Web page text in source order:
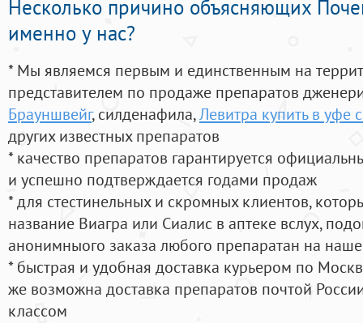
Несколько причино объясняющих
именно у нас?
* Мы являемся первым и единственным на
представителем по продаже препаратов
Брауншвейг, силденафила,Левитра купить в уфе
других известных препаратов
* качество препаратов гарантируется
и успешно подтверждается годами продаж
* для стестинельных и скромных клиентов,
название Виагра или Сиалис в аптеке вслух,
анонимныого заказа любого препаратан на
* быстрая и удобная доставка курьером по
же возможна доставка препаратов почтой
классом